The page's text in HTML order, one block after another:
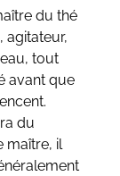
du thé
agitateur,
tout
avant que
du
maître, il